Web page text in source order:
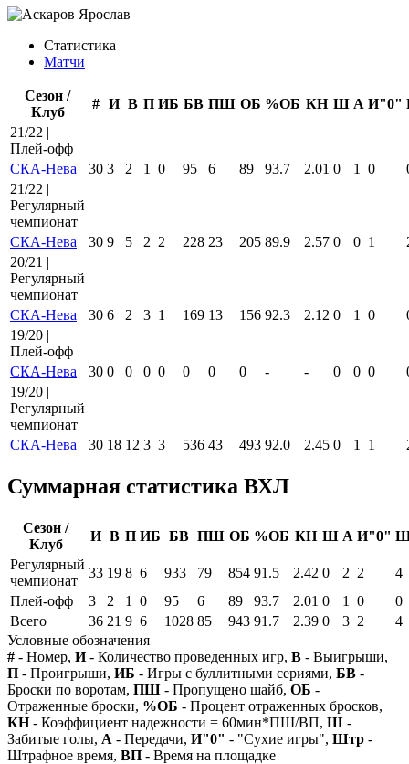
Статистика
Матчи
Сезон /
Клуб
# И В П ИБ БВ ПШ ОБ %ОБ КН Ш А И"0"
21/22 |
Плей-офф
СКА-Нева
30 3 2 1 0 95 6 89 93.7 2.01 0 1 0
21/22 |
Регулярный
чемпионат
СКА-Нева
30 9 5 2 2 228 23 205 89.9 2.57 0 0 1
20/21 |
Регулярный
чемпионат
СКА-Нева
30 6 2 3 1 169 13 156 92.3 2.12 0 1 0
19/20 |
Плей-офф
СКА-Нева
30 0 0 0 0 0 0 0 - - 0 0 0
19/20 |
Регулярный
чемпионат
СКА-Нева
30 18 12 3 3 536 43 493 92.0 2.45 0 1 1
Суммарная статистика ВХЛ
Сезон /
Клуб
И В П ИБ БВ ПШ ОБ %ОБ КН Ш А И"0"
Регулярный
чемпионат
33 19 8 6 933 79 854 91.5 2.42 0 2 2
4
Плей-офф
3 2 1 0 95 6 89 93.7 2.01 0 1 0
0
Всего
36 21 9 6 1028 85 943 91.7 2.39 0 3 2
4
Условные обозначения
# - Номер, И- Количество проведенных игр, В - Выигрыши,
П - Проигрыши, ИБ - Игры с буллитными сериями, БВ -
Броски по воротам, ПШ - Пропущено шайб, ОБ -
Отраженные броски, %ОБ - Процент отраженных бросков,
КН- Коэффициент надежности = 60мин*ПШ/ВП, Ш -
Забитые голы, А - Передачи, И"0" - "Сухие игры", Штр -
Штрафное время, ВП - Время на площадке